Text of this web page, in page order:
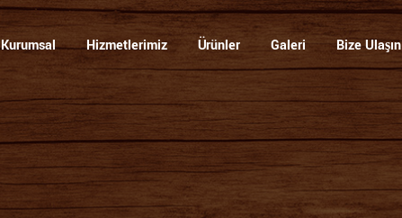
Kurumsal Hizmetlerimiz Ürünler Galeri Bize Ulaşın